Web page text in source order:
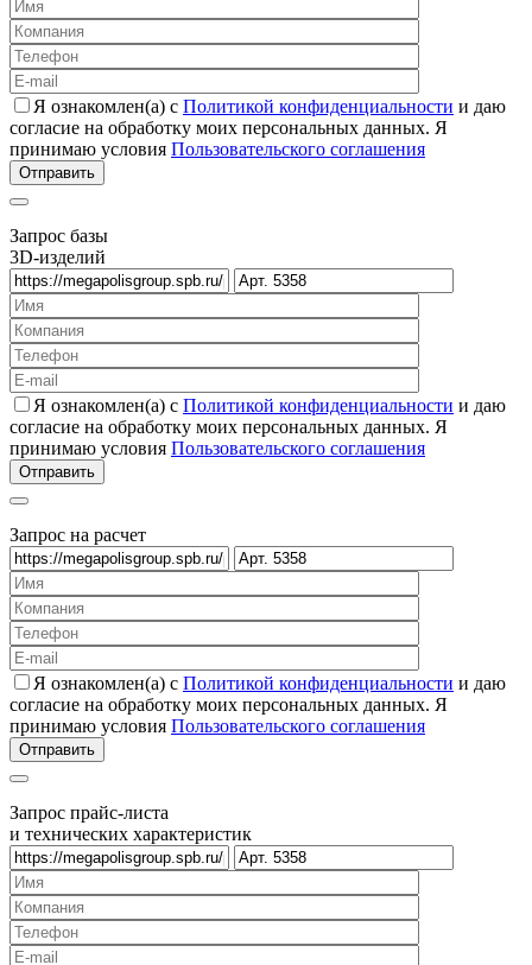
Я ознакомлен(а) с Политикой конфиденциальности и даю
согласие на обработку моих персональных данных. Я
принимаю условия Пользовательского соглашения
Запрос базы
3D-изделий
Я ознакомлен(а) с Политикой конфиденциальности и даю
согласие на обработку моих персональных данных. Я
принимаю условия Пользовательского соглашения
Запрос на расчет
Я ознакомлен(а) с Политикой конфиденциальности и даю
согласие на обработку моих персональных данных. Я
принимаю условия Пользовательского соглашения
Запрос прайс-листа
и технических характеристик